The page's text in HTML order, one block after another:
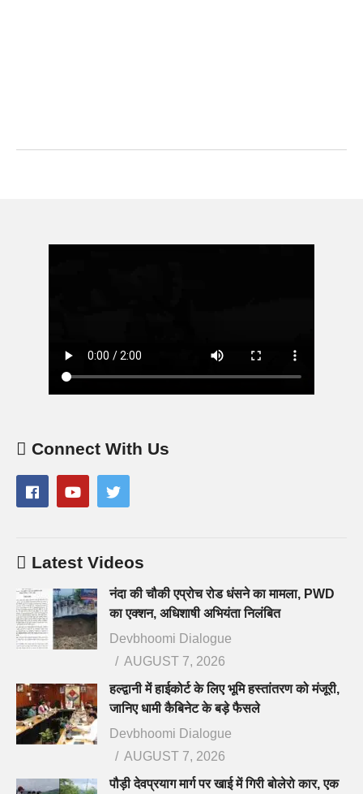
Connect With Us
Latest Videos
नंदा की चौकी एप्रोच रोड धंसने का मामला, PWD
का एक्शन, अधिशाषी अभियंता निलंबित
Devbhoomi Dialogue
AUGUST 7, 2026
हल्द्वानी में हाईकोर्ट के लिए भूमि हस्तांतरण को मंजूरी,
जानिए धामी कैबिनेट के बड़े फैसले
Devbhoomi Dialogue
AUGUST 7, 2026
पौड़ी देवप्रयाग मार्ग पर खाई में गिरी बोलेरो कार, एक